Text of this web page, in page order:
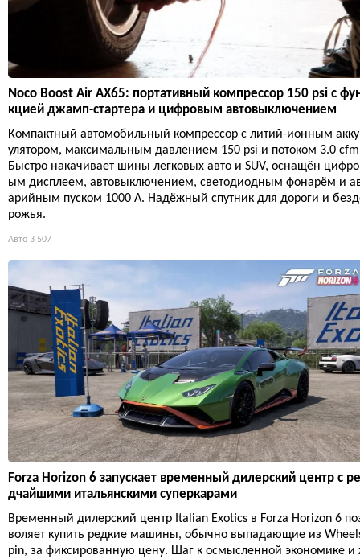
Noco Boost Air AX65: портативный компрессор 150 psi с
кцией джамп-стартера и цифровым автовыключением
Компактный автомобильный компрессор с литий-ионным
улятором, максимальным давлением 150 psi и потоком 3.0
Быстро накачивает шины легковых авто и SUV, оснащён
ым дисплеем, автовыключением, светодиодным фонарём и
арийным пуском 1000 А. Надёжный спутник для дороги и
рожья.
Авто 3 507
Forza Horizon 6 запускает временный дилерский центр с ре
дчайшими итальянскими суперкарами
Временный дилерский центр Italian Exotics в Forza Horizon 6
воляет купить редкие машины, обычно выпадающие из
pin, за фиксированную цену. Шаг к осмысленной экономике и